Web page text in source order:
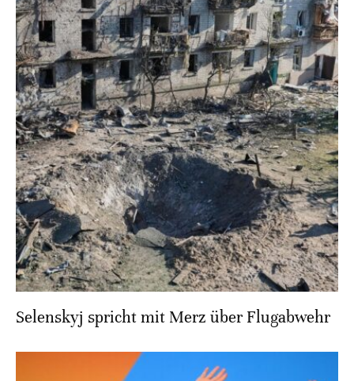
Selenskyj spricht mit Merz über Flugabwehr